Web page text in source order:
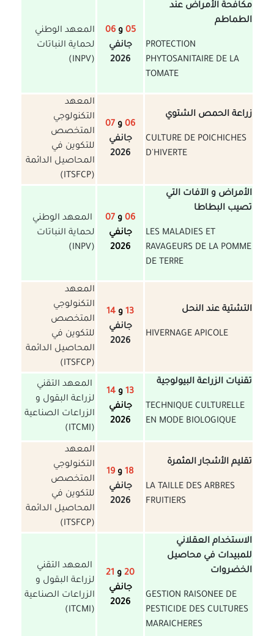
مكافحة الأمراض عند
الطماطم
PROTECTION
PHYTOSANITAIRE DE LA
TOMATE
05 و06
جانفي
2026
المعهد الوطني
لحماية النباتات
(INPV)
زراعة الحمص الشتوي
CULTURE DE POICHICHES
D'HIVERTE
06 و 07
جانفي
2026
المعهد
التكنولوجي
المتخصص
للتكوين في
المحاصيل الدائمة
(ITSFCP)
الأمراض و الآفات التي
تصيب البطاطا
LES MALADIES ET
RAVAGEURS DE LA POMME
DE TERRE
06 و 07
جانفي
2026
المعهد الوطني
لحماية النباتات
(INPV)
التشتية عند النحل
HIVERNAGE APICOLE
13 و 14
جانفي
2026
المعهد
التكنولوجي
المتخصص
للتكوين في
المحاصيل الدائمة
(ITSFCP)
تقنيات الزراعة البيولوجية
TECHNIQUE CULTURELLE
EN MODE BIOLOGIQUE
13 و 14
جانفي
2026
المعهد التقني
لزراعة البقول و
الزراعات الصناعية
(ITCMI)
تقليم الأشجار المثمرة
LA TAILLE DES ARBRES
FRUITIERS
18 و 19
جانفي
2026
المعهد
التكنولوجي
المتخصص
للتكوين في
المحاصيل الدائمة
(ITSFCP)
الاستخدام العقلاني
للمبيدات في محاصيل
الخضروات
GESTION RAISONEE DE
PESTICIDE DES CULTURES
MARAICHERES
20 و 21
جانفي
2026
المعهد التقني
لزراعة البقول و
الزراعات الصناعية
(ITCMI)